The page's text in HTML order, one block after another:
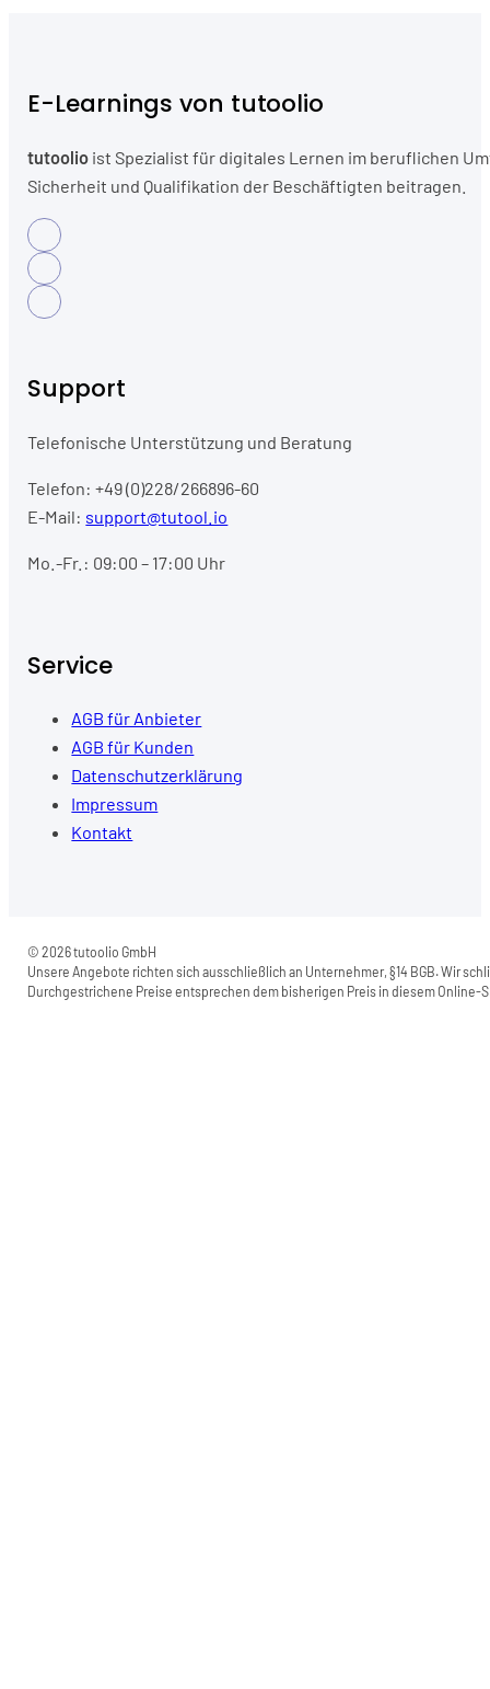
E-Learnings von tutoolio
tutoolio ist Spezialist für digitales Lernen im beruflichen
Sicherheit und Qualifikation der Beschäftigten beitragen.
Support
Telefonische Unterstützung und Beratung
Telefon: +49 (0)228/266896-60
E-Mail: support@tutool.io
Mo.-Fr.: 09:00 – 17:00 Uhr
Service
AGB für Anbieter
AGB für Kunden
Datenschutzerklärung
Impressum
Kontakt
© 2026 tutoolio GmbH
Unsere Angebote richten sich ausschließlich an Unternehmer, §14 BGB. Wir
Durchgestrichene Preise entsprechen dem bisherigen Preis in diesem